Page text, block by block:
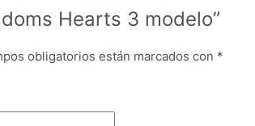
Hearts 3 modelo”
obligatorios están marcados con *